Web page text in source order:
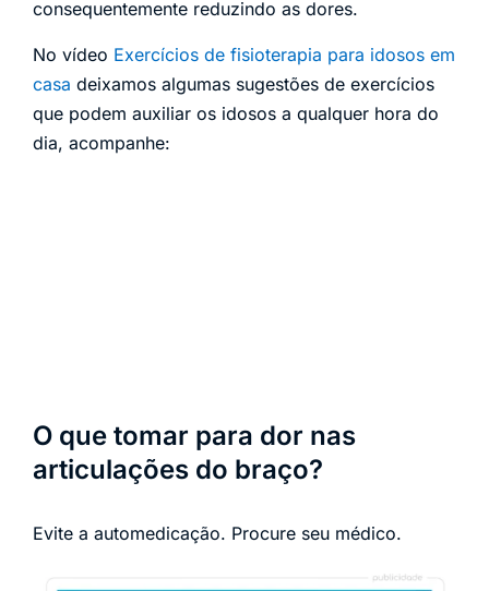
consequentemente reduzindo as dores.
No vídeo Exercícios de fisioterapia para idosos em
casa deixamos algumas sugestões de exercícios
que podem auxiliar os idosos a qualquer hora do
dia, acompanhe:
O que tomar para dor nas
articulações do braço?
Evite a automedicação. Procure seu médico.